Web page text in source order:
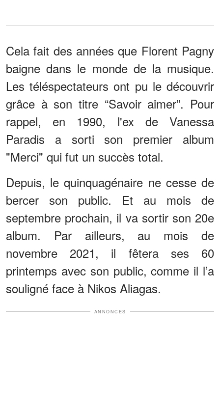
Cela fait des années que Florent Pagny
baigne dans le monde de la musique.
Les téléspectateurs ont pu le découvrir
grâce à son titre “Savoir aimer”. Pour
rappel, en 1990, l'ex de Vanessa
Paradis a sorti son premier album
"Merci" qui fut un succès total.
Depuis, le quinquagénaire ne cesse de
bercer son public. Et au mois de
septembre prochain, il va sortir son 20e
album. Par ailleurs, au mois de
novembre 2021, il fêtera ses 60
printemps avec son public, comme il l’a
souligné face à Nikos Aliagas.
ANNONCES